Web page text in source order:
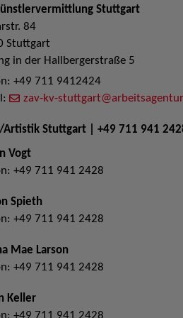
Stuttgart
84
Stuttgart
in der Hallbergerstraße 5
+49 711 9412424
zav-kv-
Artistik Stuttgart | +49 711 941
Vogt
+49 711 941 2428
Spieth
+49 711 941 2428
Mae Larson
+49 711 941 2428
Keller